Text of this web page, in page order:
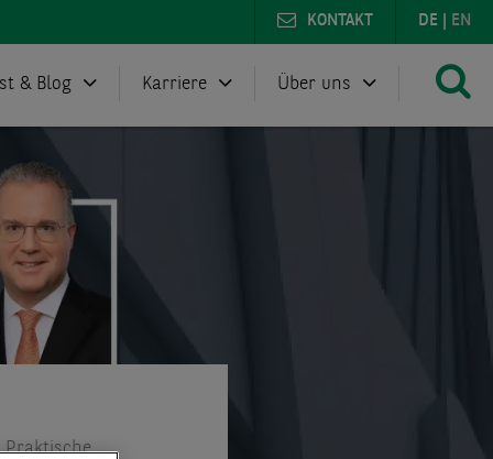
DE EN
KONTAKT
& Blog Karriere Über uns
Praktische